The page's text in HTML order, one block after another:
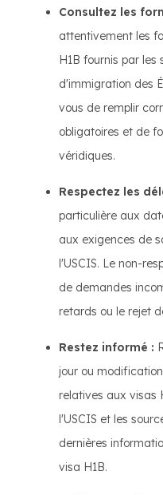
Consultez les
attentivement les
H1B fournis par
d'immigration des
vous de remplir
obligatoires et de
véridiques.
Respectez les
particulière aux
aux exigences de
l'USCIS. Le non-
de demandes
retards ou le rejet
Restez informé :
jour ou
relatives aux visas
l'USCIS et les
dernières
visa H1B.